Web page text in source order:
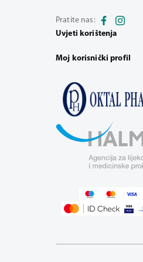
Pratite nas:
Uvjeti korištenja
Moj korisnički profil